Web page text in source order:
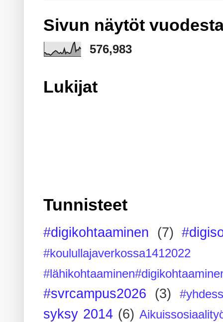
Sivun näytöt
576,983
Lukijat
Tunnisteet
#digikohtaaminen (7)
#koulullajaverkossa1412022
#svrcampus2026 (3)
syksy 2014 (6)